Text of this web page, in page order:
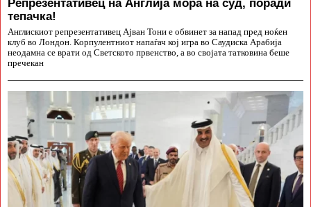
Репрезентативец на Англија мора на суд, поради
тепачка!
Англискиот репрезентативец Ајван Тони е обвинет за напад пред ноќен
клуб во Лондон. Корпулентниот напаѓач кој игра во Саудиска Арабија
неодамна се врати од Светското првенство, а во својата татковина беше
пречекан